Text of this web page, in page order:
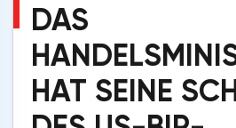
DAS
HAT SEINE